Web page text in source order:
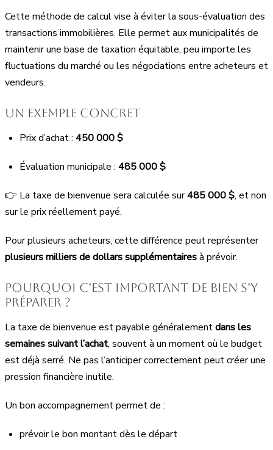
Cette méthode de calcul vise à éviter la sous-évaluation des
transactions immobilières. Elle permet aux municipalités de
maintenir une base de taxation équitable, peu importe les
fluctuations du marché ou les négociations entre acheteurs et
vendeurs.
Un exemple concret
Prix d’achat : 450 000 $
Évaluation municipale : 485 000 $
👉 La taxe de bienvenue sera calculée sur485 000 $, et non
sur le prix réellement payé.
Pour plusieurs acheteurs, cette différence peut représenter
plusieurs milliers de dollars supplémentairesà prévoir.
Pourquoi c’est important de bien s’y
préparer ?
La taxe de bienvenue est payable généralementdans les
semaines suivant l’achat, souvent à un moment où le budget
est déjà serré. Ne pas l’anticiper correctement peut créer une
pression financière inutile.
Un bon accompagnement permet de :
prévoir le bon montant dès le départ